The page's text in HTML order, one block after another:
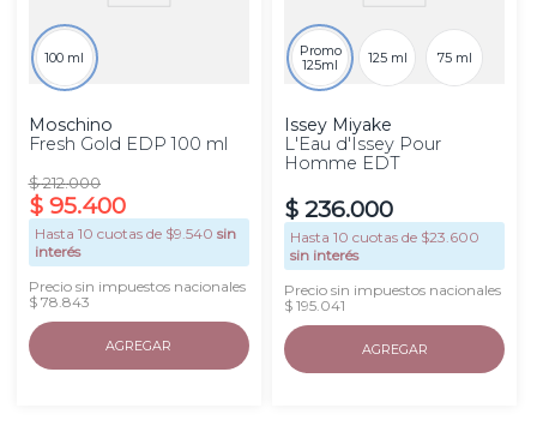
100 ml
Moschino
Fresh Gold EDP 100 ml
$ 212.000
$ 95.400
Hasta 10 cuotas de $9.540 sin
interés
Precio sin impuestos nacionales
$ 78.843
AGREGAR
Promo
125ml
125 ml 75 ml
Issey Miyake
L'Eau d'Issey Pour
Homme EDT
$ 236.000
Hasta10 cuotas de $23.600
sin interés
Precio sin impuestos nacionales
$ 195.041
AGREGAR